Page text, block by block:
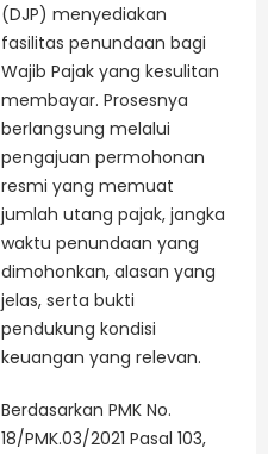
(DJP) menyediakan
fasilitas penundaan bagi
Wajib Pajak yang kesulitan
membayar. Prosesnya
berlangsung melalui
pengajuan permohonan
resmi yang memuat
jumlah utang pajak, jangka
waktu penundaan yang
dimohonkan, alasan yang
jelas, serta bukti
pendukung kondisi
keuangan yang relevan.
Berdasarkan PMK No.
18/PMK.03/2021 Pasal 103,